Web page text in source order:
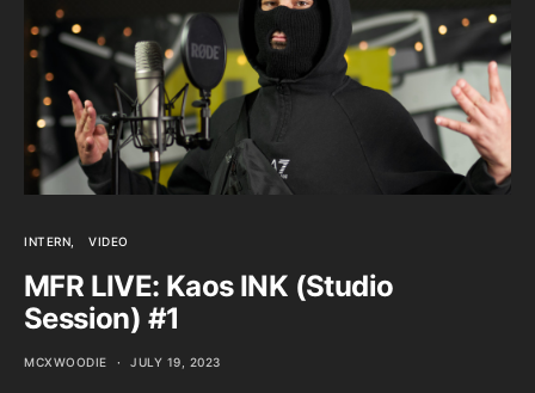
INTERN VIDEO
MFR LIVE: Kaos INK (Studio
Session) #1
MCXWOODIE JULY 19, 2023